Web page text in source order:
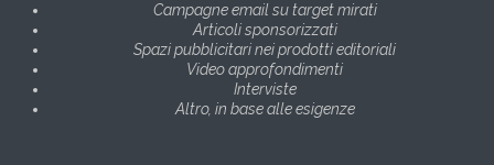
Campagne email su target mirati
Articoli sponsorizzati
Spazi pubblicitari nei prodotti editoriali
Video approfondimenti
Interviste
Altro, in base alle esigenze